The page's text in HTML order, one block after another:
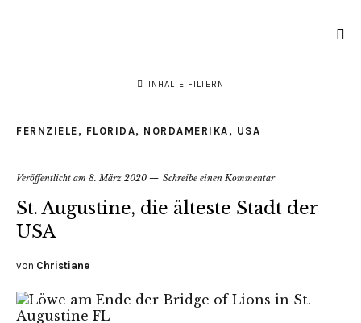
INHALTE FILTERN
FERNZIELE , FLORIDA, NORDAMERIKA , USA
Veröffentlicht am 8. März 2020 Schreibe einen Kommentar
St. Augustine, die älteste Stadt der
USA
von Christiane